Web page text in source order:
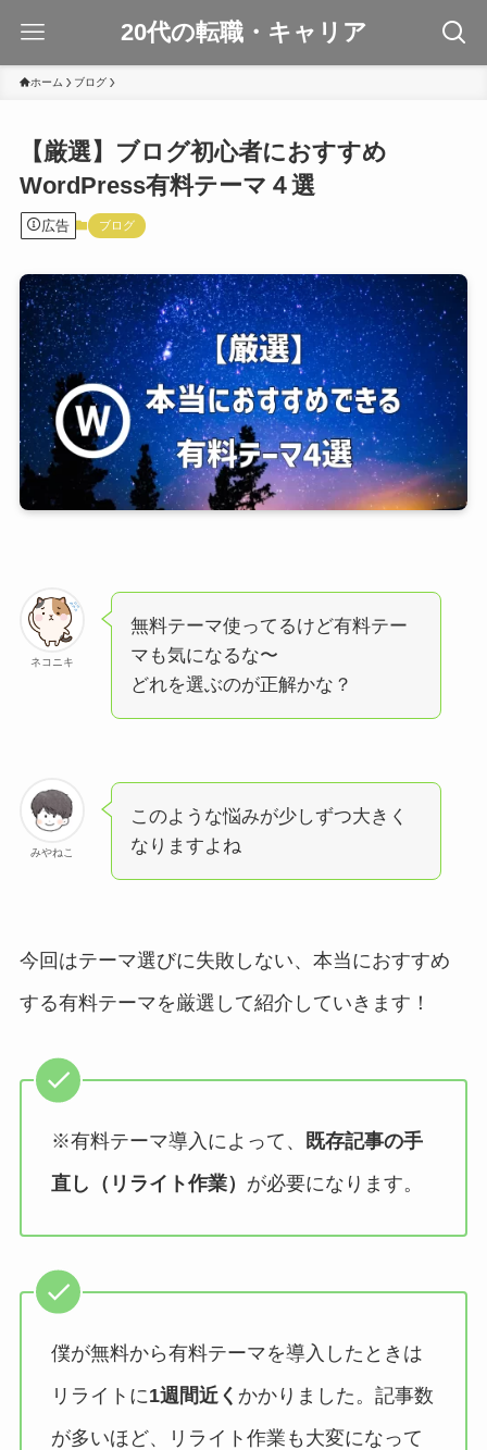
20代の転職・キャリア
ホーム ブログ
【厳選】ブログ初心者におすすめ
WordPress有料テーマ４選
広告 ブログ
ネコニキ
無料テーマ使ってるけど有料テー
マも気になるな〜
どれを選ぶのが正解かな？
みやねこ
このような悩みが少しずつ大きく
なりますよね
今回はテーマ選びに失敗しない、本当におすすめ
する有料テーマを厳選して紹介していきます！
※有料テーマ導入によって、
既存記事の手
直し（リライト作業） が必要になります。
僕が無料から有料テーマを導入したときは
リライトに1週間近く かかりました。記事数
が多いほど、リライト作業も大変になって